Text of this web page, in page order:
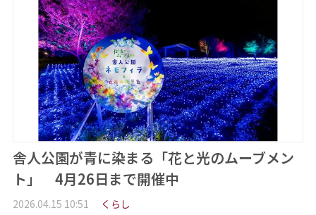
舎人公園が青に染まる「花と光のムーブメン
ト」 4月26日まで開催中
2026.04.15 10:51 くらし